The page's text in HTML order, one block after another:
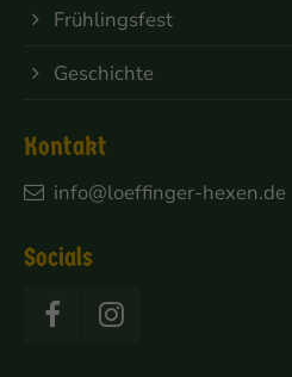
Frühlingsfest
Geschichte
Kontakt
info@loeffinger-hexen.de
Socials